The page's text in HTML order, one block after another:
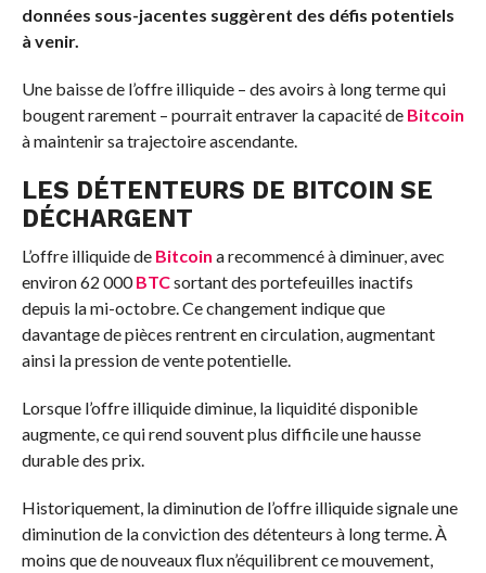
données sous-jacentes suggèrent des défis potentiels
à venir.
Une baisse de l’offre illiquide – des avoirs à long terme qui
bougent rarement – ​​pourrait entraver la capacité de Bitcoin
à maintenir sa trajectoire ascendante.
LES DÉTENTEURS DE BITCOIN SE
DÉCHARGENT
L’offre illiquide de Bitcoin a recommencé à diminuer, avec
environ 62 000BTCsortant des portefeuilles inactifs
depuis la mi-octobre. Ce changement indique que
davantage de pièces rentrent en circulation, augmentant
ainsi la pression de vente potentielle.
Lorsque l’offre illiquide diminue, la liquidité disponible
augmente, ce qui rend souvent plus difficile une hausse
durable des prix.
Historiquement, la diminution de l’offre illiquide signale une
diminution de la conviction des détenteurs à long terme. À
moins que de nouveaux flux n’équilibrent ce mouvement,